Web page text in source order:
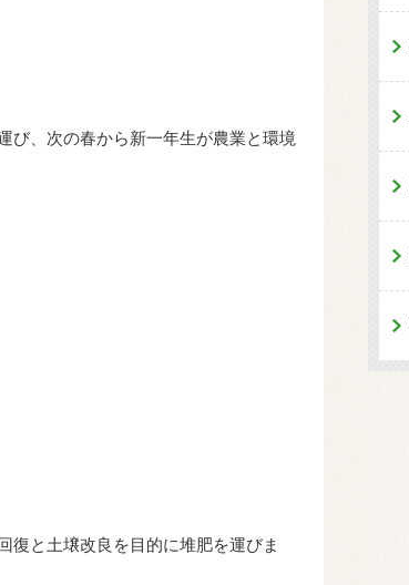
び、次の春から新一年生が農業と環境
復と土壌改良を目的に堆肥を運びま